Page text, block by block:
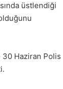
üstlendiği
30 Haziran Polis